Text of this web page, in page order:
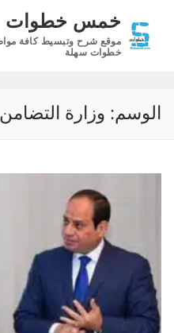
المحتوى
خمس خطوات
موقع شرح وتبسيط كافة
خطوات سهلة
الوسم: وزارة